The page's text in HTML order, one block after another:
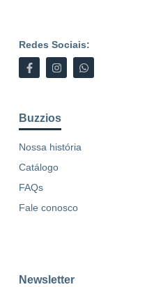
Redes Sociais:
Buzzios
Nossa história
Catálogo
FAQs
Fale conosco
Newsletter